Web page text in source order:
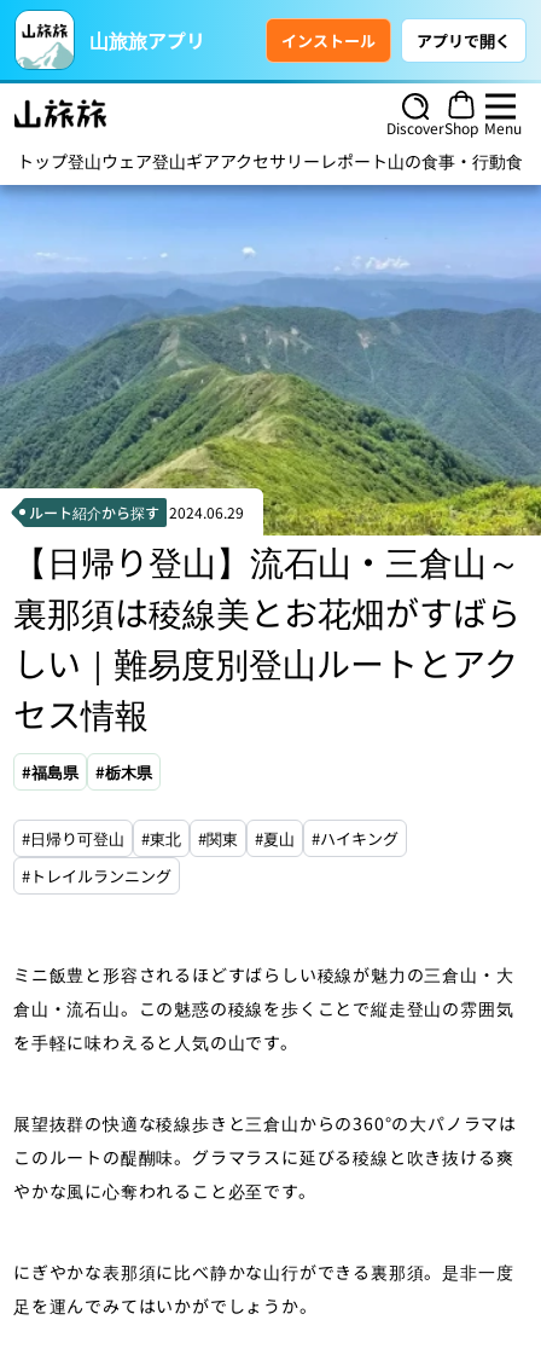
山旅旅アプリ インストール アプリで開く
DiscoverShop Menu
トップ登山ウェア登山ギアアクセサリー レポート山の食事・行動食
ルート紹介から探す 2024.06.29
【日帰り登山】流石山・三倉山～
裏那須は稜線美とお花畑がすばら
しい｜難易度別登山ルートとアク
セス情報
#福島県 #栃木県
#日帰り可登山 #東北 #関東 #夏山
#ハイキング
#トレイルランニング
ミニ飯豊と形容されるほどすばらしい稜線が魅力の三倉山・大
倉山・流石山。この魅惑の稜線を歩くことで縦走登山の雰囲気
を手軽に味わえると人気の山です。
展望抜群の快適な稜線歩きと三倉山からの360°の大パノラマは
このルートの醍醐味。グラマラスに延びる稜線と吹き抜ける爽
やかな風に心奪われること必至です。
にぎやかな表那須に比べ静かな山行ができる裏那須。是非一度
足を運んでみてはいかがでしょうか。